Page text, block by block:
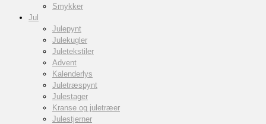
Smykker
Jul
Julepynt
Julekugler
Juletekstiler
Advent
Kalenderlys
Juletræspynt
Julestager
Kranse og juletræer
Julestjerner